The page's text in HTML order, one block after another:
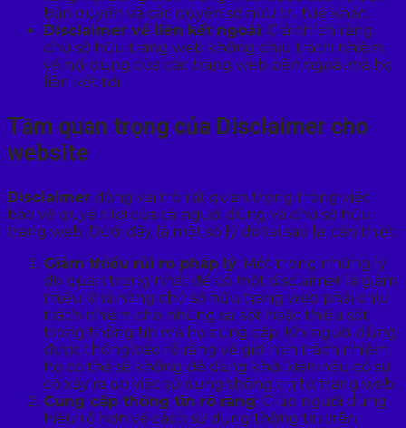
bản quyền và các quyền sở hữu trí tuệ khác.
Disclaimer về liên kết ngoài: Giải thích rằng
chủ sở hữu trang web không chịu trách nhiệm
về nội dung của các trang web bên ngoài mà họ
liên kết tới.
Tầm quan trọng của Disclaimer cho
website
Disclaimer đóng vai trò rất quan trọng trong việc
bảo vệ quyền lợi của cả người dùng và chủ sở hữu
trang web. Dưới đây là một số lý do tại sao lại cần thiết:
Giảm thiểu rủi ro pháp lý: Một trong những lý
do quan trọng nhất để có một disclaimer là giảm
thiểu khả năng chủ sở hữu trang web phải chịu
trách nhiệm cho những sai sót hoặc thiếu sót
trong thông tin mà họ cung cấp. Khi người dùng
được thông báo rõ ràng về giới hạn trách nhiệm,
họ có thể sẽ không dễ dàng khởi kiện nếu có sự
cố xảy ra do việc sử dụng thông tin từ trang web.
Cung cấp thông tin rõ ràng: Giúp người dùng
hiểu rõ hơn về cách sử dụng thông tin trên